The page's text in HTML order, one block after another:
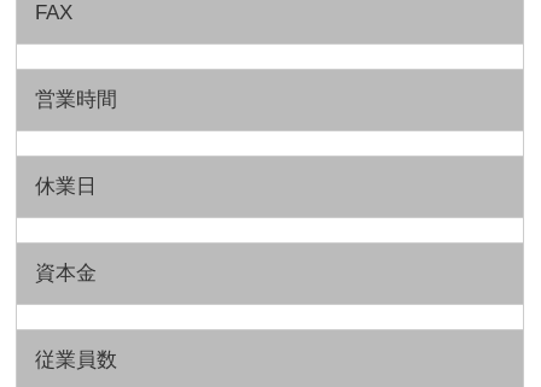
FAX
営業時間
休業日
資本金
従業員数